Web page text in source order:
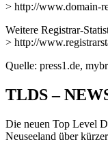
> http://www.domain-
Weitere Registrar-
> http://
Quelle: press1.de,
TLDS –
Die neuen Top Level
Neuseeland über